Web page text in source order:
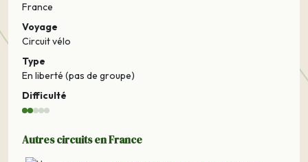
France
Voyage
Circuit vélo
Type
En liberté (pas de groupe)
Difficulté
Autres circuits en France